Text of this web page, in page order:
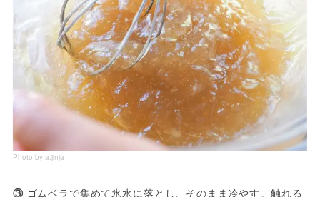
Photo by a.jinja
③ ゴムベラで集めて氷水に落とし、そのまま冷やす。触れる